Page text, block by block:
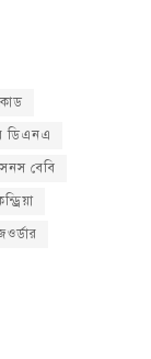
ডিএনএ
বেবি